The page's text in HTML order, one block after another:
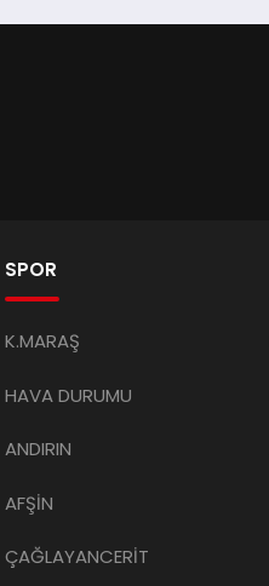
SPOR
K.MARAŞ
HAVA DURUMU
ANDIRIN
AFŞİN
ÇAĞLAYANCERİT